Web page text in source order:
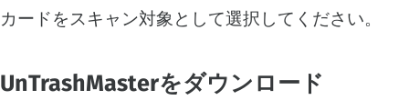
カードをスキャン対象として選択してください。
UnTrashMasterをダウンロード